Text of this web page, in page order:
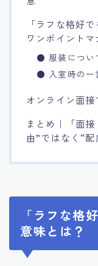
「ラフな格好
ワンポイントマ
● 服装につい
● 入室時の一
オンライン面
まとめ｜「面
由”ではなく“配
「ラフな格
意味とは？